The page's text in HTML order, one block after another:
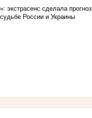
экстрасенс сделала прогноз
России и Украины